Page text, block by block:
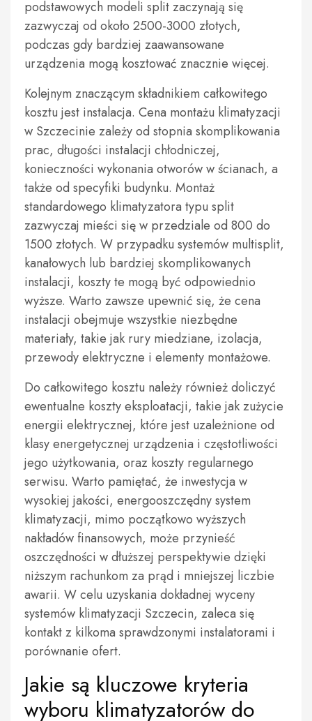
podstawowych modeli split zaczynają się
zazwyczaj od około 2500-3000 złotych,
podczas gdy bardziej zaawansowane
urządzenia mogą kosztować znacznie więcej.
Kolejnym znaczącym składnikiem całkowitego
kosztu jest instalacja. Cena montażu klimatyzacji
w Szczecinie zależy od stopnia skomplikowania
prac, długości instalacji chłodniczej,
konieczności wykonania otworów w ścianach, a
także od specyfiki budynku. Montaż
standardowego klimatyzatora typu split
zazwyczaj mieści się w przedziale od 800 do
1500 złotych. W przypadku systemów multisplit,
kanałowych lub bardziej skomplikowanych
instalacji, koszty te mogą być odpowiednio
wyższe. Warto zawsze upewnić się, że cena
instalacji obejmuje wszystkie niezbędne
materiały, takie jak rury miedziane, izolacja,
przewody elektryczne i elementy montażowe.
Do całkowitego kosztu należy również doliczyć
ewentualne koszty eksploatacji, takie jak zużycie
energii elektrycznej, które jest uzależnione od
klasy energetycznej urządzenia i częstotliwości
jego użytkowania, oraz koszty regularnego
serwisu. Warto pamiętać, że inwestycja w
wysokiej jakości, energooszczędny system
klimatyzacji, mimo początkowo wyższych
nakładów finansowych, może przynieść
oszczędności w dłuższej perspektywie dzięki
niższym rachunkom za prąd i mniejszej liczbie
awarii. W celu uzyskania dokładnej wyceny
systemów klimatyzacji Szczecin, zaleca się
kontakt z kilkoma sprawdzonymi instalatorami i
porównanie ofert.
Jakie są kluczowe kryteria
wyboru klimatyzatorów do